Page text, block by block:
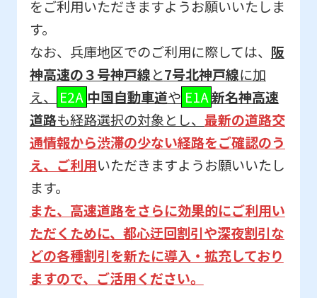
をご利用いただきますようお願いいたしま
す。
なお、兵庫地区でのご利用に際しては、 阪
神高速の３号神戸線と7号北神戸線に加
え、
E2A 中国自動車道や E1A新名神高速
道路も経路選択の対象とし、 最新の道路交
通情報から渋滞の少ない経路をご確認のう
え、ご利用いただきますようお願いいたし
ます。
また、高速道路をさらに効果的にご利用い
ただくために、都心迂回割引や深夜割引な
どの各種割引を新たに導入・拡充しており
ますので、ご活用ください。